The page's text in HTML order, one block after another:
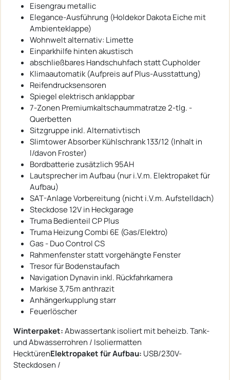
Eisengrau metallic
Elegance-Ausführung (Holdekor Dakota Eiche mit
Ambienteklappe)
Wohnwelt alternativ: Limette
Einparkhilfe hinten akustisch
abschließbares Handschuhfach statt Cupholder
Klimaautomatik (Aufpreis auf Plus-Ausstattung)
Reifendrucksensoren
Spiegel elektrisch anklappbar
7-Zonen Premiumkaltschaummatratze 2-tlg. -
Querbetten
Sitzgruppe inkl. Alternativtisch
Slimtower Absorber Kühlschrank 133/12 (Inhalt in
l/davon Froster)
Bordbatterie zusätzlich 95AH
Lautsprecher im Aufbau (nur i.V.m. Elektropaket für
Aufbau)
SAT-Anlage Vorbereitung (nicht i.V.m. Aufstelldach)
Steckdose 12V in Heckgarage
Truma Bedienteil CP Plus
Truma Heizung Combi 6E (Gas/Elektro)
Gas - Duo Control CS
Rahmenfenster statt vorgehängte Fenster
Tresor für Bodenstaufach
Navigation Dynavin inkl. Rückfahrkamera
Markise 3,75m anthrazit
Anhängerkupplung starr
Feuerlöscher
Winterpaket:Abwassertank isoliert mit beheizb. Tank-
und Abwasserrohren / Isoliermatten
HecktürenElektropaket für Aufbau: USB/230V-
Steckdosen /